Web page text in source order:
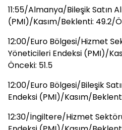
11:55/Almanya/Bileşik Satın
(PMI)/Kasım/Beklenti: 49.2/
12:00/Euro Bölgesi/Hizmet
Yöneticileri Endeksi (PMI)/
Önceki: 51.5
12:00/Euro Bölgesi/Bileşik
Endeksi (PMI)/Kasım/
12:30/İngiltere/Hizmet